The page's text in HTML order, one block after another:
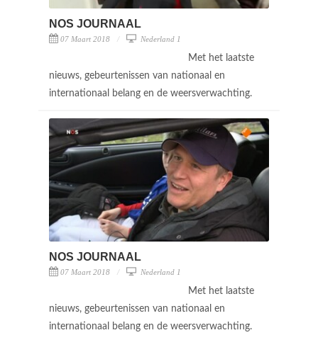
NOS JOURNAAL
07 Maart 2018 Nederland 1
Met het laatste
nieuws, gebeurtenissen van nationaal en
internationaal belang en de weersverwachting.
NOS JOURNAAL
07 Maart 2018 Nederland 1
Met het laatste
nieuws, gebeurtenissen van nationaal en
internationaal belang en de weersverwachting.